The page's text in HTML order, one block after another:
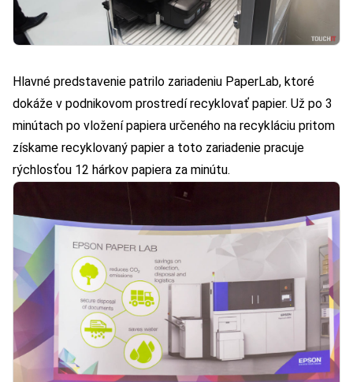
Hlavné predstavenie patrilo zariadeniu PaperLab, ktoré
dokáže v podnikovom prostredí recyklovať papier. Už po 3
minútach po vložení papiera určeného na recykláciu pritom
získame recyklovaný papier a toto zariadenie pracuje
rýchlosťou 12 hárkov papiera za minútu.